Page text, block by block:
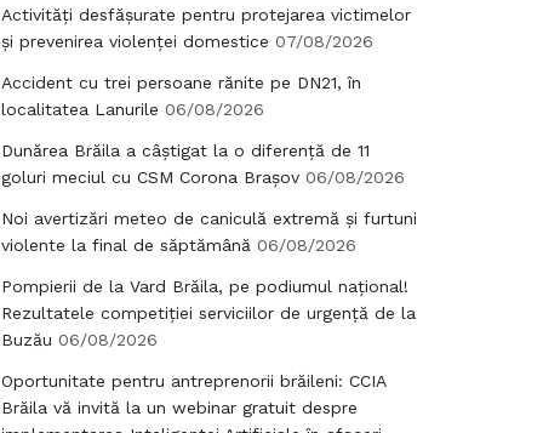
Activități desfășurate pentru protejarea victimelor
și prevenirea violenței domestice 07/08/2026
Accident cu trei persoane rănite pe DN21, în
localitatea Lanurile 06/08/2026
Dunărea Brăila a câștigat la o diferență de 11
goluri meciul cu CSM Corona Brașov 06/08/2026
Noi avertizări meteo de caniculă extremă și furtuni
violente la final de săptămână 06/08/2026
Pompierii de la Vard Brăila, pe podiumul național!
Rezultatele competiției serviciilor de urgență de la
Buzău 06/08/2026
Oportunitate pentru antreprenorii brăileni: CCIA
Brăila vă invită la un webinar gratuit despre